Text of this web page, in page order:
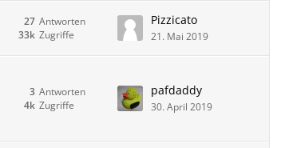
Antworten
27
Zugriffe
33k
Pizzicato
21. Mai 2019
Antworten
3
Zugriffe
4k
pafdaddy
30. April 2019